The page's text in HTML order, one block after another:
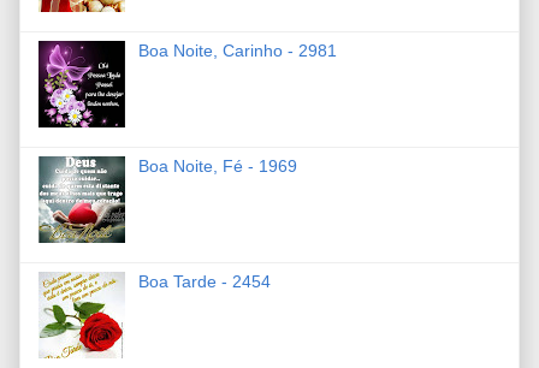
Boa Noite, Carinho - 2981
Boa Noite, Fé - 1969
Boa Tarde - 2454